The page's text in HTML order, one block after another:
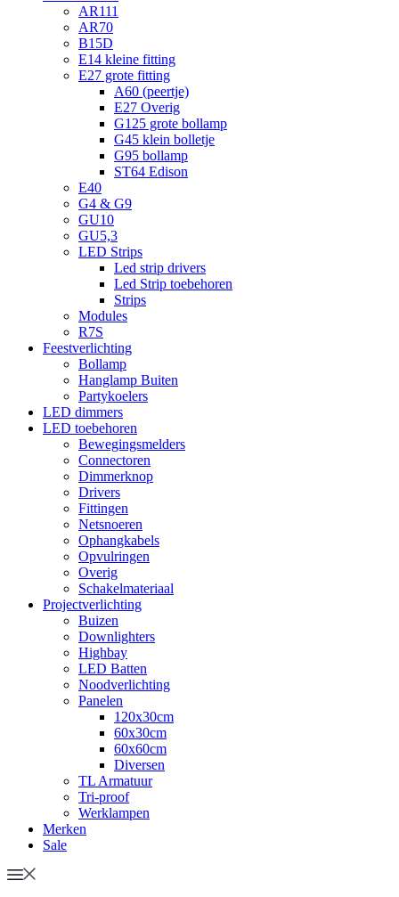
AR111
AR70
B15D
E14 kleine fitting
E27 grote fitting
A60 (peertje)
E27 Overig
G125 grote bollamp
G45 klein bolletje
G95 bollamp
ST64 Edison
E40
G4 & G9
GU10
GU5,3
LED Strips
Led strip drivers
Led Strip toebehoren
Strips
Modules
R7S
Feestverlichting
Bollamp
Hanglamp Buiten
Partykoelers
LED dimmers
LED toebehoren
Bewegingsmelders
Connectoren
Dimmerknop
Drivers
Fittingen
Netsnoeren
Ophangkabels
Opvulringen
Overig
Schakelmateriaal
Projectverlichting
Buizen
Downlighters
Highbay
LED Batten
Noodverlichting
Panelen
120x30cm
60x30cm
60x60cm
Diversen
TL Armatuur
Tri-proof
Werklampen
Merken
Sale